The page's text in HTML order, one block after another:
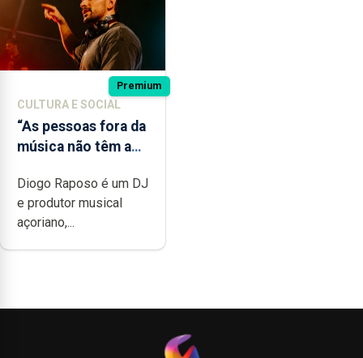
Premium
CULTURA E SOCIAL
“As pessoas fora da
música não têm a
difícil é produzir
uma música”
Diogo Raposo é um DJ
e produtor musical
açoriano,...